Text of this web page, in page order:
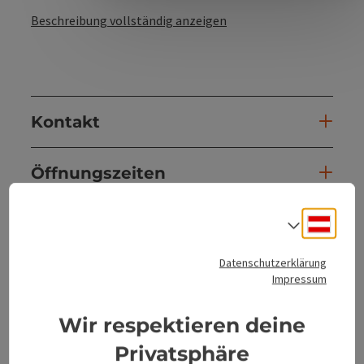
Beschreibung vollständig anzeigen
Kontakt
Öffnungszeiten
Preise
Datenschutzerklärung
Impressum
Wir respektieren deine
Privatsphäre